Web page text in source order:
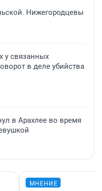
Нижегородцевы
у связанных
в деле убийства
в Арахлее во время
МНЕНИЕ